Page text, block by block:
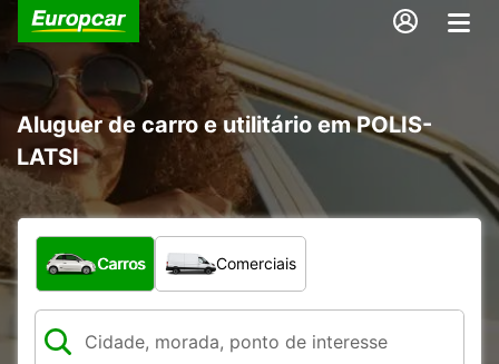
Aluguer de carro e utilitário em POLIS-
LATSI
Que tipo de veículo pretende?
Carros Comerciais